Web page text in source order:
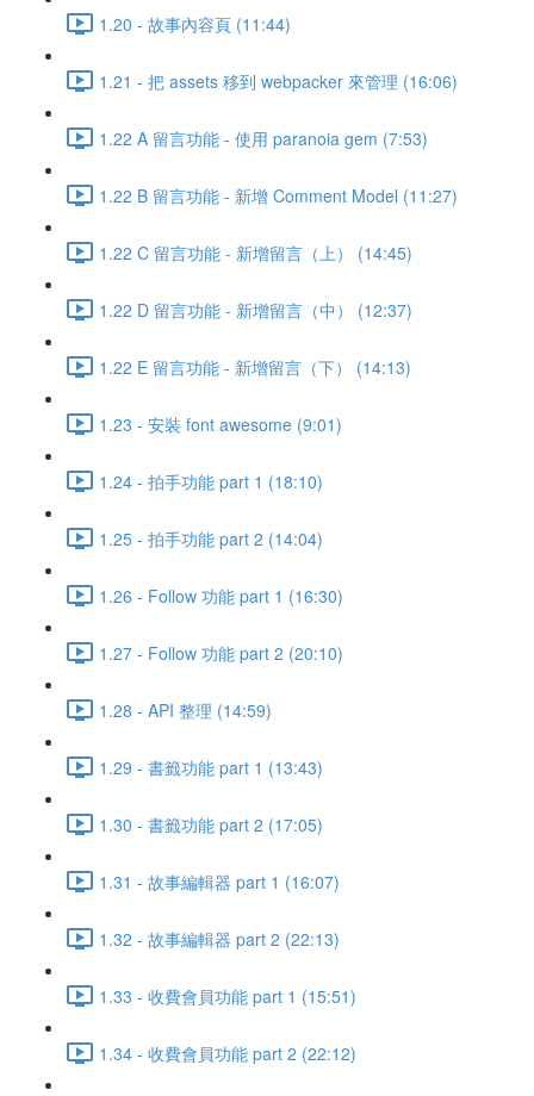
1.20 - 故事內容頁 (11:44)
1.21 - 把 assets 移到 webpacker 來管理 (16:06)
1.22 A 留言功能 - 使用 paranoia gem (7:53)
1.22 B 留言功能 - 新增 Comment Model (11:27)
1.22 C 留言功能 - 新增留言（上） (14:45)
1.22 D 留言功能 - 新增留言（中） (12:37)
1.22 E 留言功能 - 新增留言（下） (14:13)
1.23 - 安裝 font awesome (9:01)
1.24 - 拍手功能 part 1 (18:10)
1.25 - 拍手功能 part 2 (14:04)
1.26 - Follow 功能 part 1 (16:30)
1.27 - Follow 功能 part 2 (20:10)
1.28 - API 整理 (14:59)
1.29 - 書籤功能 part 1 (13:43)
1.30 - 書籤功能 part 2 (17:05)
1.31 - 故事編輯器 part 1 (16:07)
1.32 - 故事編輯器 part 2 (22:13)
1.33 - 收費會員功能 part 1 (15:51)
1.34 - 收費會員功能 part 2 (22:12)